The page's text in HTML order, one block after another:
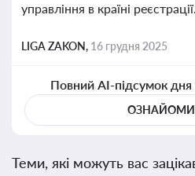
управління в країні реєстрації.
LIGA ZAKON, 16 грудня 2025
Повний AI-підсумок дня
Теми, які можуть вас